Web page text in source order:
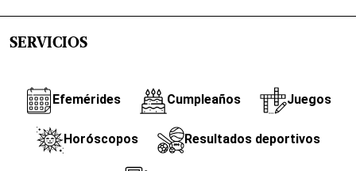
SERVICIOS
Efemérides Cumpleaños Juegos
Horóscopos Resultados deportivos